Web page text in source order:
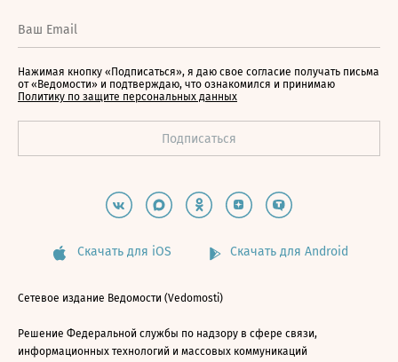
Нажимая кнопку «Подписаться», я даю свое согласие получать письма
от «Ведомости» и подтверждаю, что ознакомился и принимаю
Политику по защите персональных данных
Скачать для iOS Скачать для Android
Сетевое издание Ведомости (Vedomosti)
Решение Федеральной службы по надзору в сфере связи,
информационных технологий и массовых коммуникаций